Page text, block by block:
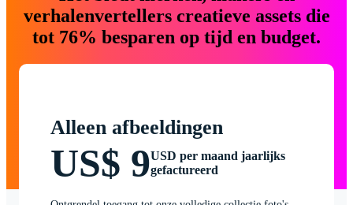
verhalenvertellers creatieve assets die
tot 76% besparen op tijd en budget.
Alleen afbeeldingen
US$ 9USD per maand jaarlijks
gefactureerd